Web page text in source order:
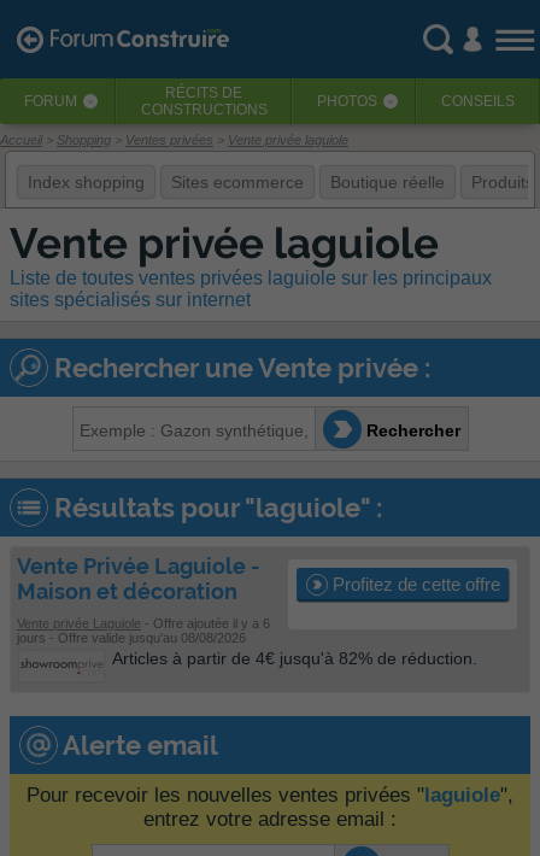
FORUM ‹ RÉCITS DE
CONSTRUCTIONS
PHOTOS ‹ CONSEILS
Accueil Shopping Ventes privées Vente privée laguiole
Index shopping Sites ecommerce Boutique réelle Produits
Vente privée laguiole
Liste de toutes ventes privées laguiole sur les principaux
sites spécialisés sur internet
Rechercher une Vente privée :
Rechercher
Résultats pour "laguiole" :
Profitez de cette offre
Vente Privée Laguiole -
Maison et décoration
Vente privée Laguiole - Offre ajoutée il y a 6
jours - Offre valide jusqu'au 08/08/2026
Articles à partir de 4€ jusqu'à 82% de réduction.
Alerte email
Pour recevoir les nouvelles ventes privées "laguiole",
entrez votre adresse email :